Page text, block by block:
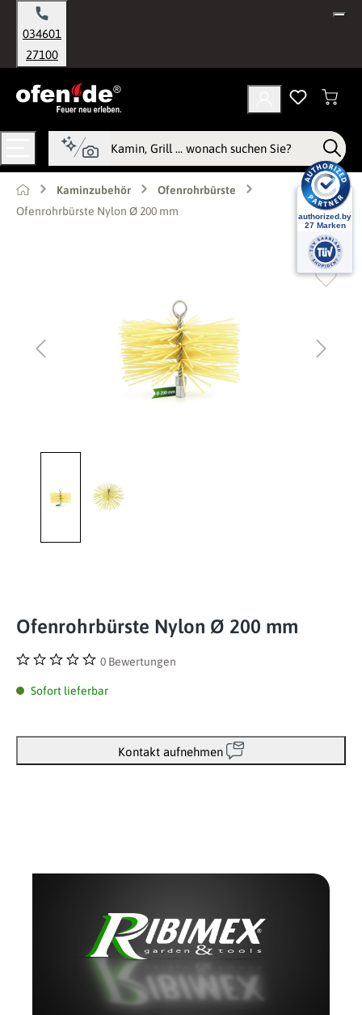
springen
034601
27100
Kaminzubehör
Ofenrohrbürste
Ofenrohrbürste Nylon Ø 200 mm
Ofenrohrbürste Nylon Ø 200 mm
0 Bewertungen
Sofort lieferbar
Kontakt aufnehmen